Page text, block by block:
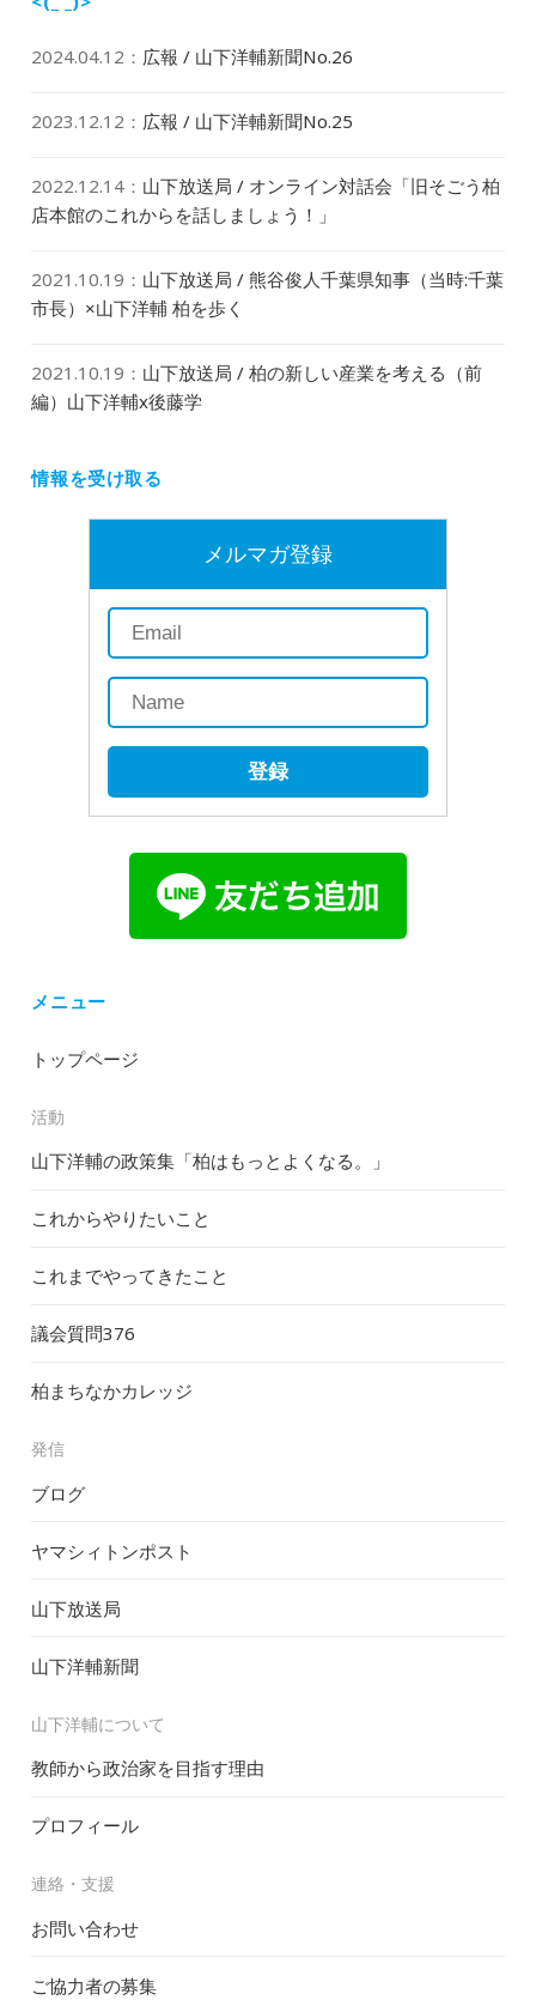
2024.04.12 ： 広報 / 山下洋輔新聞No.26
2023.12.12 ： 広報 / 山下洋輔新聞No.25
2022.12.14 ： 山下放送局 / オンライン対話会「旧そごう柏
店本館のこれからを話しましょう！」
2021.10.19 ： 山下放送局 / 熊谷俊人千葉県知事（当時:千葉
市長）×山下洋輔 柏を歩く
2021.10.19 ： 山下放送局 / 柏の新しい産業を考える（前
編）山下洋輔x後藤学
情報を受け取る
メルマガ登録
登録
メニュー
トップページ
活動
山下洋輔の政策集「柏はもっとよくなる。」
これからやりたいこと
これまでやってきたこと
議会質問376
柏まちなかカレッジ
発信
ブログ
ヤマシィトンポスト
山下放送局
山下洋輔新聞
山下洋輔について
教師から政治家を目指す理由
プロフィール
連絡・支援
お問い合わせ
ご協力者の募集